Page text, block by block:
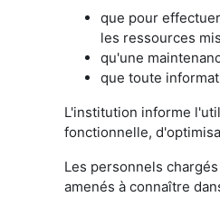
que pour
les ressources
qu'une
que toute
L'institution informe
fonctionnelle,
Les personnels
amenés à connaître